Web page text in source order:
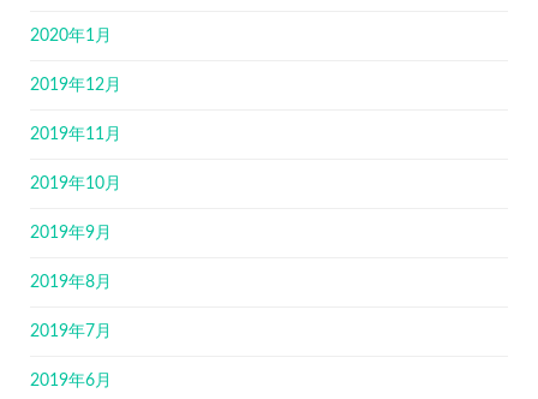
2020年1月
2019年12月
2019年11月
2019年10月
2019年9月
2019年8月
2019年7月
2019年6月